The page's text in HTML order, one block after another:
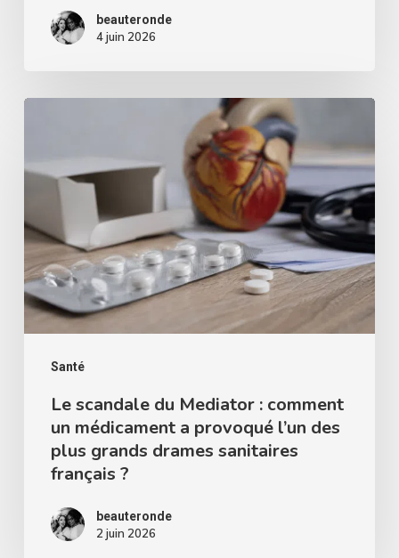
beauteronde
4 juin 2026
Santé
du
Mediator
:
comment
un
médicament
a
provoqué
grands
drames
sanitaires
Le scandale du Mediator : comment
un médicament a provoqué l’un des
plus grands drames sanitaires
français ?
beauteronde
2 juin 2026